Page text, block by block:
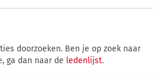
doorzoeken. Ben je op zoek naar
ga dan naar de ledenlijst.